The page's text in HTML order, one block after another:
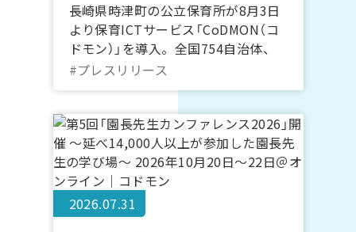
長崎県時津町の公立保育所が8月3日
より保育ICTサービス「CoDMON（コ
ドモン）」を導入。全国754自治体、
長崎県内では計7自治体に普及
#プレスリリース
2026.07.31